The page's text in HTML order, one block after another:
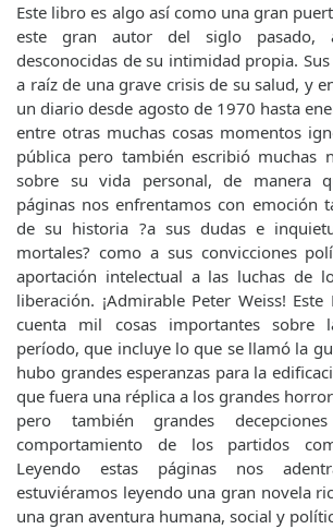
Este libro es algo así como una gran
este gran autor del siglo pasado,
desconocidas de su intimidad propia.
a raíz de una grave crisis de su salud, y
un diario desde agosto de 1970 hasta
entre otras muchas cosas momentos
pública pero también escribió muchas
sobre su vida personal, de manera
páginas nos enfrentamos con emoción
de su historia ?a sus dudas e
mortales? como a sus convicciones
aportación intelectual a las luchas de
liberación. ¡Admirable Peter Weiss!
cuenta mil cosas importantes sobre
período, que incluye lo que se llamó la
hubo grandes esperanzas para la
que fuera una réplica a los grandes
pero también grandes
comportamiento de los partidos
Leyendo estas páginas nos
estuviéramos leyendo una gran novela
una gran aventura humana, social y